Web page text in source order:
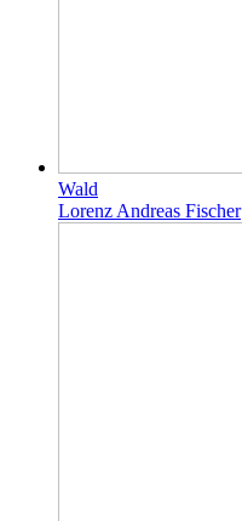
Wald
Lorenz Andreas Fischer